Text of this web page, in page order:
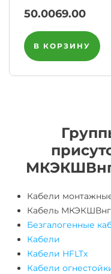
50.0069.00
В КОРЗИНУ
Кабели
Кабель
Безгалогенные
Кабели
Кабели HFLTx
Кабели